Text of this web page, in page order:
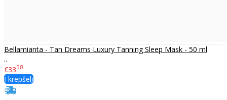
Bellamianta - Tan Dreams Luxury Tanning Sleep Mask - 50 ml
..
€3358
Į krepšelį